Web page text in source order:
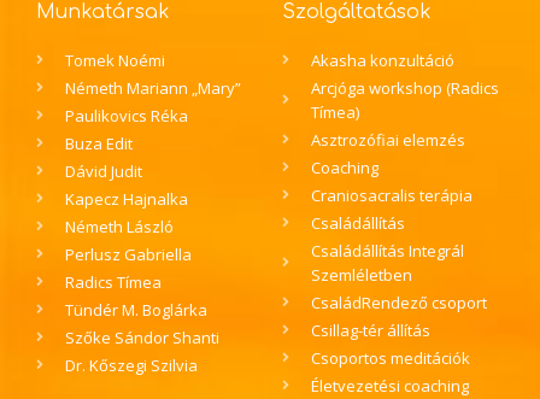
Munkatársak
Tomek Noémi
Németh Mariann „Mary”
Paulikovics Réka
Buza Edit
Dávid Judit
Kapecz Hajnalka
Németh László
Perlusz Gabriella
Radics Tímea
Tündér M. Boglárka
Szőke Sándor Shanti
Dr. Kőszegi Szilvia
Szolgáltatások
Akasha konzultáció
Arcjóga workshop (Radics
Tímea)
Asztrozófiai elemzés
Coaching
Craniosacralis terápia
Családállítás
Családállítás Integrál
Szemléletben
CsaládRendező csoport
Csillag-tér állítás
Csoportos meditációk
Életvezetési coaching